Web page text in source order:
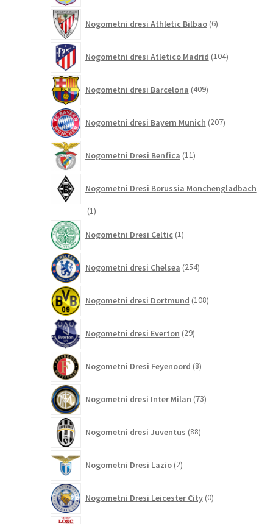
Nogometni dresi Athletic Bilbao 6izdelkov
Nogometni dresi Atletico Madrid 104izdelki
Nogometni dresi Barcelona 409izdelkov
Nogometni dresi Bayern Munich 207izdelkov
Nogometni Dresi Benfica 11izdelkov
Nogometni Dresi Borussia Monchengladbach
11
Nogometni Dresi Celtic 1izdelek
Nogometni dresi Chelsea 254izdelkov
Nogometni dresi Dortmund 108izdelkov
Nogometni dresi Everton 29izdelkov
Nogometni Dresi Feyenoord 8izdelkov
Nogometni dresi Inter Milan 73izdelkov
Nogometni dresi Juventus 88izdelkov
Nogometni Dresi Lazio 2izdelka
Nogometni Dresi Leicester City 0izdelkov